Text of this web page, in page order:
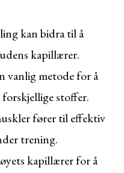
kan bidra til å
kapillærer.
vanlig metode for å
stoffer.
fører til effektiv
trening.
kapillærer for å